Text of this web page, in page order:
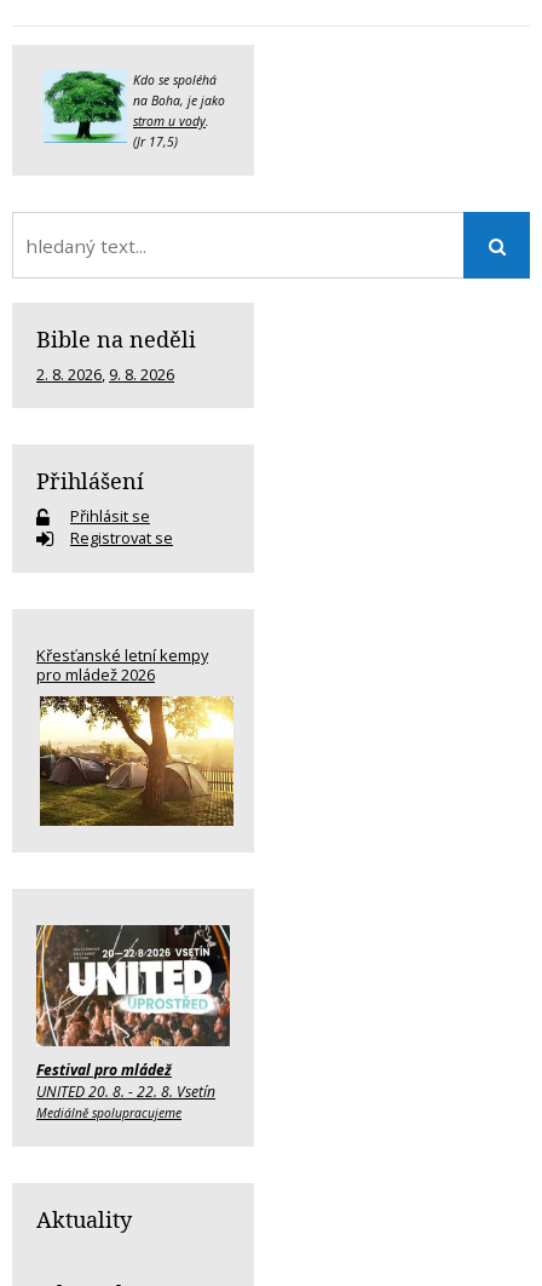
Kdo se spoléhá
na Boha, je jako
strom u vody.
(Jr 17,5)
Bible na neděli
2. 8. 2026, 9. 8. 2026
Přihlášení
Přihlásit se
Registrovat se
Křesťanské letní kempy
pro mládež 2026
Festival pro mládež
UNITED 20. 8. - 22. 8. Vsetín
Mediálně spolupracujeme
Aktuality